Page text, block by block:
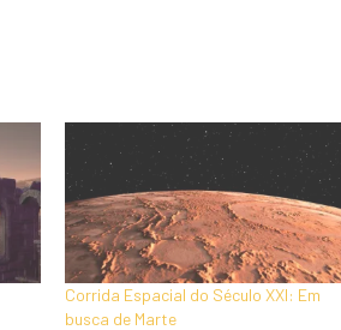
Corrida Espacial do Século XXI: Em
busca de Marte